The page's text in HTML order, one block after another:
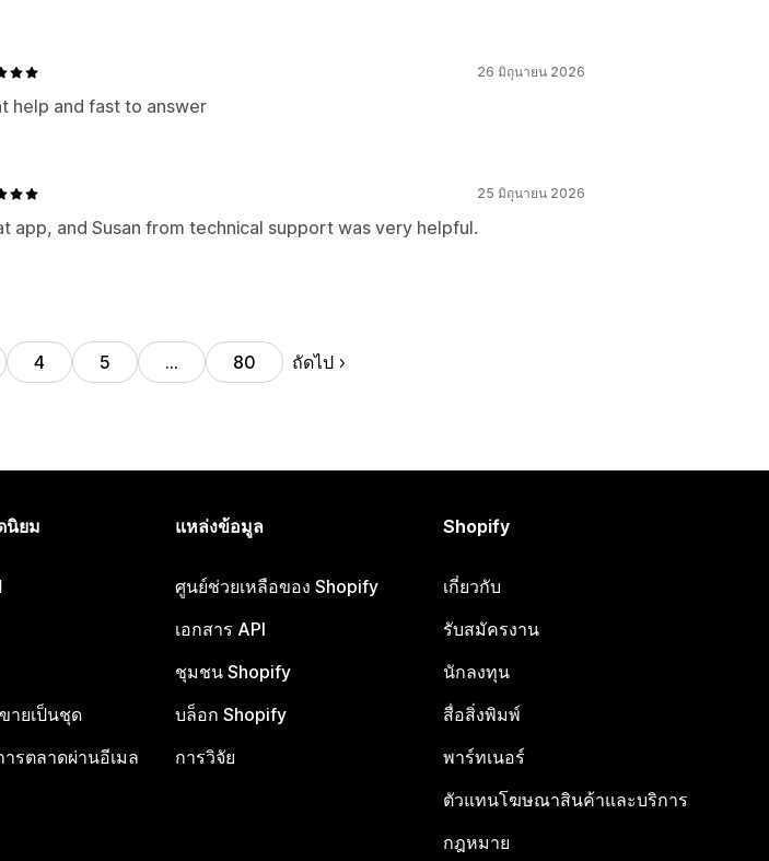
26 มิถุนายน 2026
help and fast to answer
25 มิถุนายน 2026
app, and Susan from technical support was very helpful.
4 5 … 80 ถัดไป
นิยม
ายเป็นชุด
ารตลาดผ่านอีเมล
แหล่งข้อมูล
ศูนย์ช่วยเหลือของ Shopify
เอกสาร API
ชุมชน Shopify
บล็อก Shopify
การวิจัย
Shopify
เกี่ยวกับ
รับสมัครงาน
นักลงทุน
สื่อสิ่งพิมพ์
พาร์ทเนอร์
ตัวแทนโฆษณาสินค้าและบริการ
กฎหมาย